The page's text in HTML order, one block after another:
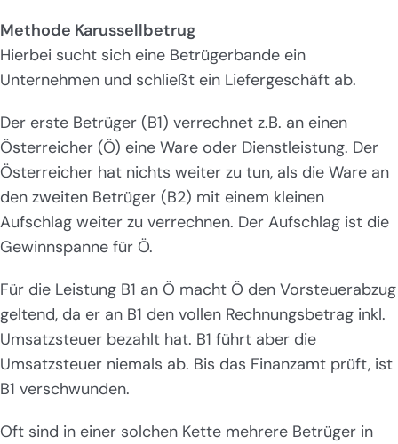
Methode Karussellbetrug
Hierbei sucht sich eine Betrügerbande ein
Unternehmen und schließt ein Liefergeschäft ab.
Der erste Betrüger (B1) verrechnet z.B. an einen
Österreicher (Ö) eine Ware oder Dienstleistung. Der
Österreicher hat nichts weiter zu tun, als die Ware an
den zweiten Betrüger (B2) mit einem kleinen
Aufschlag weiter zu verrechnen. Der Aufschlag ist die
Gewinnspanne für Ö.
Für die Leistung B1 an Ö macht Ö den Vorsteuerabzug
geltend, da er an B1 den vollen Rechnungsbetrag inkl.
Umsatzsteuer bezahlt hat. B1 führt aber die
Umsatzsteuer niemals ab. Bis das Finanzamt prüft, ist
B1 verschwunden.
Oft sind in einer solchen Kette mehrere Betrüger in